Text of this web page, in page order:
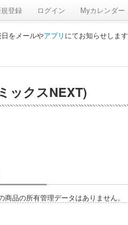
登録 ログイン Myカレンダー
をメールやアプリ にてお知らせします
ックスNEXT)
商品の所有管理データはありません。